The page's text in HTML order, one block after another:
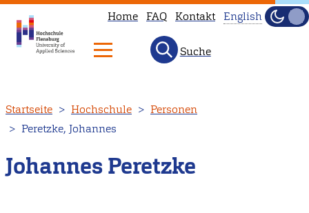
zum
Inhalt
Home FAQ Kontakt English
Hell
Suche
Startseite Hochschule
Personen
Peretzke, Johannes
Johannes Peretzke